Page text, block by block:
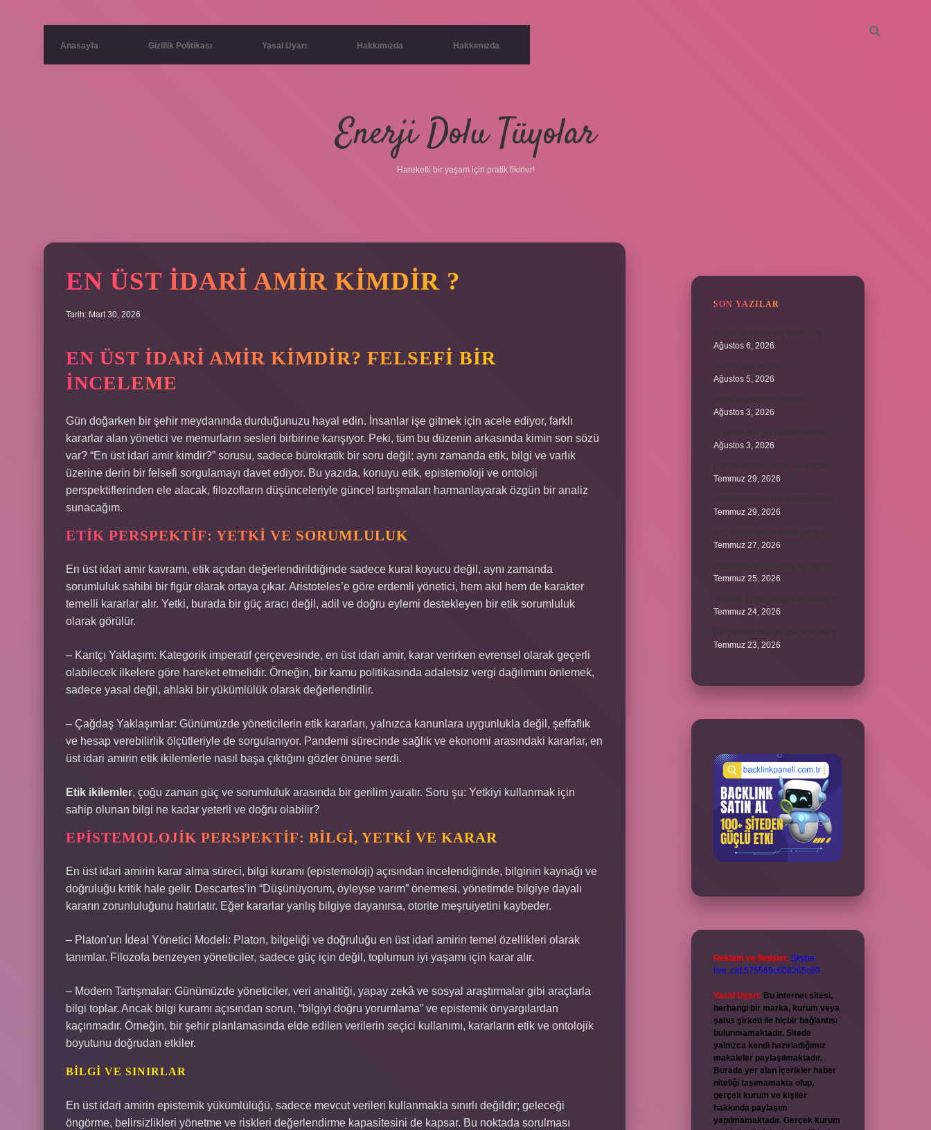
Anasayfa Gizlilik Politikası Yasal Uyarı Hakkımızda Hakkımızda
Enerji Dolu Tüyolar
Hareketli bir yaşam için pratik fikirler!
EN ÜST IDARI AMIR KIMDIR ?
Tarih: Mart 30, 2026
EN ÜST İDARI AMIR KIMDIR? FELSEFI BIR
İNCELEME
Gün doğarken bir şehir meydanında durduğunuzu hayal edin. İnsanlar işe gitmek için acele ediyor, farklı
kararlar alan yönetici ve memurların sesleri birbirine karışıyor. Peki, tüm bu düzenin arkasında kimin son sözü
var? “En üst idari amir kimdir?” sorusu, sadece bürokratik bir soru değil; aynı zamanda etik, bilgi ve varlık
üzerine derin bir felsefi sorgulamayı davet ediyor. Bu yazıda, konuyu etik, epistemoloji ve ontoloji
perspektiflerinden ele alacak, filozofların düşünceleriyle güncel tartışmaları harmanlayarak özgün bir analiz
sunacağım.
ETIK PERSPEKTIF: YETKI VE SORUMLULUK
En üst idari amir kavramı, etik açıdan değerlendirildiğinde sadece kural koyucu değil, aynı zamanda
sorumluluk sahibi bir figür olarak ortaya çıkar. Aristoteles’e göre erdemli yönetici, hem akıl hem de karakter
temelli kararlar alır. Yetki, burada bir güç aracı değil, adil ve doğru eylemi destekleyen bir etik sorumluluk
olarak görülür.
– Kantçı Yaklaşım: Kategorik imperatif çerçevesinde, en üst idari amir, karar verirken evrensel olarak geçerli
olabilecek ilkelere göre hareket etmelidir. Örneğin, bir kamu politikasında adaletsiz vergi dağılımını önlemek,
sadece yasal değil, ahlaki bir yükümlülük olarak değerlendirilir.
– Çağdaş Yaklaşımlar: Günümüzde yöneticilerin etik kararları, yalnızca kanunlara uygunlukla değil, şeffaflık
ve hesap verebilirlik ölçütleriyle de sorgulanıyor. Pandemi sürecinde sağlık ve ekonomi arasındaki kararlar, en
üst idari amirin etik ikilemlerle nasıl başa çıktığını gözler önüne serdi.
Etik ikilemler, çoğu zaman güç ve sorumluluk arasında bir gerilim yaratır. Soru şu: Yetkiyi kullanmak için
sahip olunan bilgi ne kadar yeterli ve doğru olabilir?
EPISTEMOLOJIK PERSPEKTIF: BILGI, YETKI VE KARAR
En üst idari amirin karar alma süreci, bilgi kuramı (epistemoloji) açısından incelendiğinde, bilginin kaynağı ve
doğruluğu kritik hale gelir. Descartes’in “Düşünüyorum, öyleyse varım” önermesi, yönetimde bilgiye dayalı
kararın zorunluluğunu hatırlatır. Eğer kararlar yanlış bilgiye dayanırsa, otorite meşruiyetini kaybeder.
– Platon’un İdeal Yönetici Modeli: Platon, bilgeliği ve doğruluğu en üst idari amirin temel özellikleri olarak
tanımlar. Filozofa benzeyen yöneticiler, sadece güç için değil, toplumun iyi yaşamı için karar alır.
– Modern Tartışmalar: Günümüzde yöneticiler, veri analitiği, yapay zekâ ve sosyal araştırmalar gibi araçlarla
bilgi toplar. Ancak bilgi kuramı açısından sorun, “bilgiyi doğru yorumlama” ve epistemik önyargılardan
kaçınmadır. Örneğin, bir şehir planlamasında elde edilen verilerin seçici kullanımı, kararların etik ve ontolojik
boyutunu doğrudan etkiler.
BILGI VE SINIRLAR
En üst idari amirin epistemik yükümlülüğü, sadece mevcut verileri kullanmakla sınırlı değildir; geleceği
öngörme, belirsizlikleri yönetme ve riskleri değerlendirme kapasitesini de kapsar. Bu noktada sorulması
SON YAZILAR
Kulplu beygirin kaç kulbu var ?
Ağustos 6, 2026
Avcılık spor mudur ?
Ağustos 5, 2026
Ağustos 3, 2026
Ağustos 3, 2026
Temmuz 29, 2026
Temmuz 29, 2026
Temmuz 27, 2026
Temmuz 25, 2026
Temmuz 24, 2026
Temmuz 23, 2026
Reklam ve İletişim: Skype:
live:.cid.575569c608265c69
Yasal Uyarı: Bu internet sitesi,
herhangi bir marka, kurum veya
şahıs şirketi ile hiçbir bağlantısı
bulunmamaktadır. Sitede
yalnızca kendi hazırladığımız
makaleler paylaşılmaktadır.
Burada yer alan içerikler haber
niteliği taşımamakta olup,
gerçek kurum ve kişiler
hakkında paylaşım
yapılmamaktadır. Gerçek kurum